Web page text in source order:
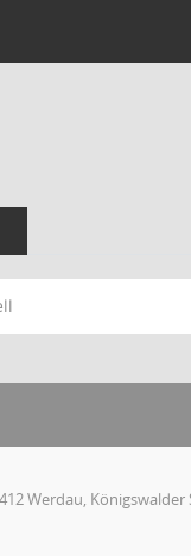
Werdau, Königswalder